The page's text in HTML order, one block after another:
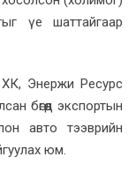
үе шаттайгаар
Энержи Ресурс
бөгөөд экспортын
авто тээврийн
юм.